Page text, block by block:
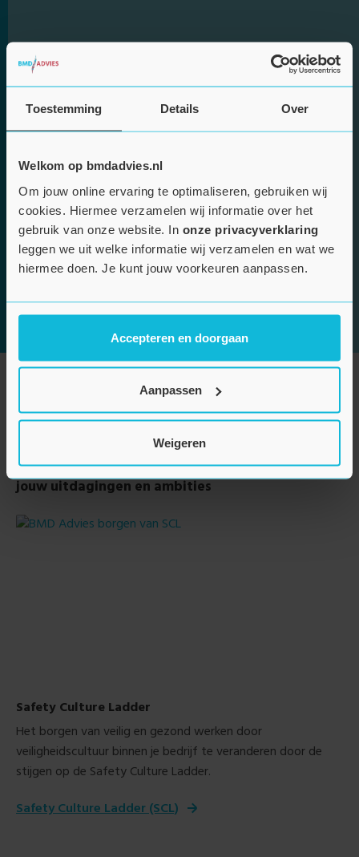
Toestemming Details Over
Welkom op bmdadvies.nl
Om jouw online ervaring te optimaliseren, gebruiken wij
cookies. Hiermee verzamelen wij informatie over het
gebruik van onze website. In onze privacyverklaring
leggen we uit welke informatie wij verzamelen en wat we
hiermee doen. Je kunt jouw voorkeuren aanpassen.
Accepteren en doorgaan
Aanpassen
Weigeren
Onze arbo & veiligheid adviseurs staan klaar voor
jouw uitdagingen en ambities
Safety Culture Ladder
Het borgen van veilig en gezond werken door
veiligheidscultuur binnen je bedrijf te veranderen door de
stijgen op de Safety Culture Ladder.
Safety Culture Ladder (SCL)